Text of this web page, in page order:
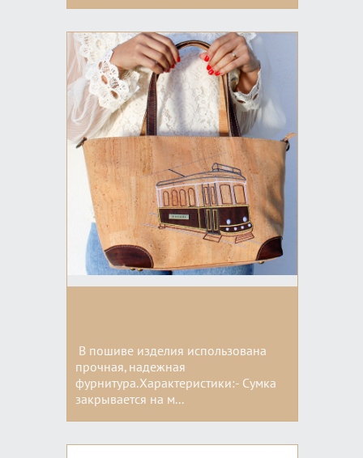
Цвета:
В пошиве изделия использована
прочная, надежная
фурнитура.Характеристики:- Сумка
закрывается на м...
Цвета: